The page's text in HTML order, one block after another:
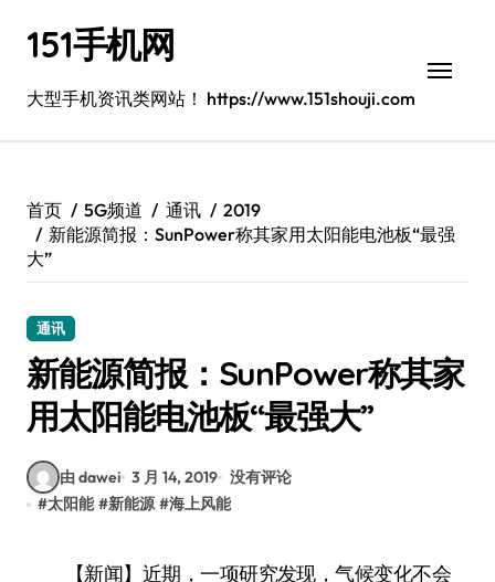
151手机网
大型手机资讯类网站！ https://www.151shouji.com
首页 5G频道 通讯
2019
新能源简报：SunPower称其家用太阳能电池板“最强
大”
通讯
新能源简报：SunPower称其家
用太阳能电池板“最强大”
由 dawei 3 月 14, 2019 没有评论
#太阳能 #新能源 #海上风能
【新闻】近期，一项研究发现，气候变化不会